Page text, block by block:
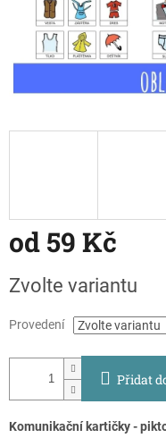
od 59 Kč
cena:
Zvolte variantu
Provedení
Přidat
Komunikační kartičky -